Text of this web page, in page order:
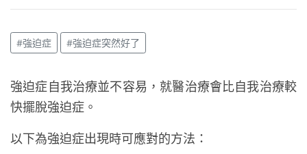
#強迫症 #強迫症突然好了
強迫症自我治療並不容易，就醫治療會比自我治療較
快擺脫強迫症。
以下為強迫症出現時可應對的方法：